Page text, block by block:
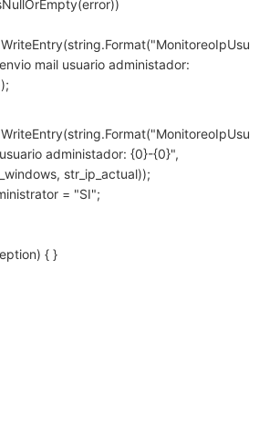
mail usuario administador:
administador: {0}-{0}",
str_ip_actual));
= "SI";
{ }